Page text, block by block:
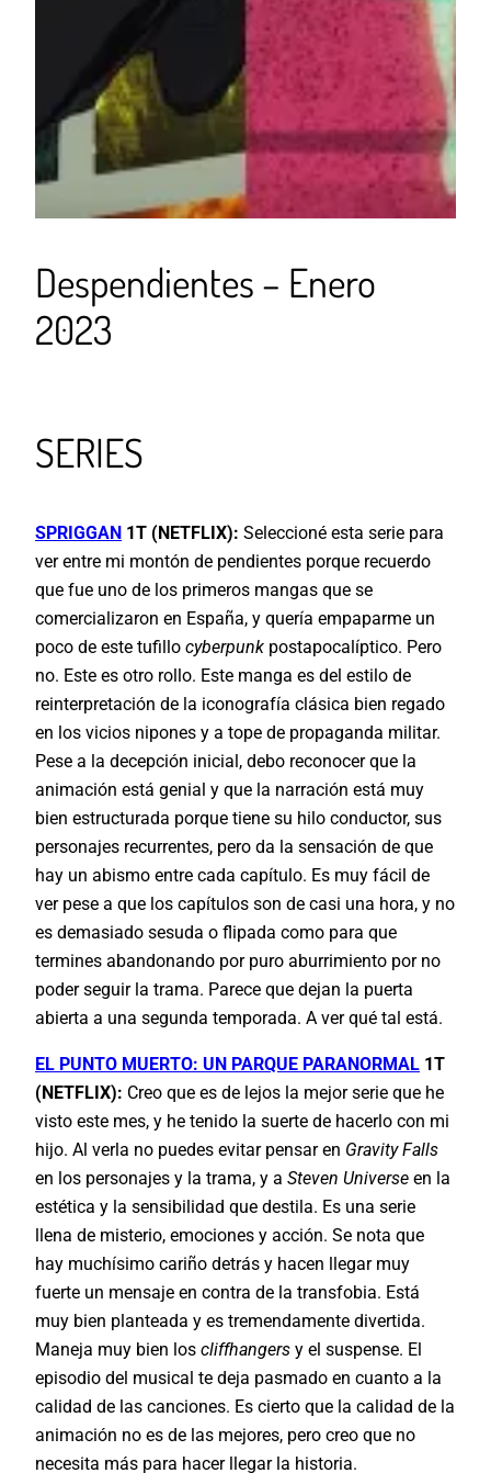
Despendientes – Enero
2023
SERIES
SPRIGGAN 1T (NETFLIX): Seleccioné esta serie para
ver entre mi montón de pendientes porque recuerdo
que fue uno de los primeros mangas que se
comercializaron en España, y quería empaparme un
poco de este tufillo cyberpunk postapocalíptico. Pero
no. Este es otro rollo. Este manga es del estilo de
reinterpretación de la iconografía clásica bien regado
en los vicios nipones y a tope de propaganda militar.
Pese a la decepción inicial, debo reconocer que la
animación está genial y que la narración está muy
bien estructurada porque tiene su hilo conductor, sus
personajes recurrentes, pero da la sensación de que
hay un abismo entre cada capítulo. Es muy fácil de
ver pese a que los capítulos son de casi una hora, y no
es demasiado sesuda o flipada como para que
termines abandonando por puro aburrimiento por no
poder seguir la trama. Parece que dejan la puerta
abierta a una segunda temporada. A ver qué tal está.
EL PUNTO MUERTO: UN PARQUE PARANORMAL 1T
(NETFLIX): Creo que es de lejos la mejor serie que he
visto este mes, y he tenido la suerte de hacerlo con mi
hijo. Al verla no puedes evitar pensar en Gravity Falls
en los personajes y la trama, y a Steven Universe en la
estética y la sensibilidad que destila. Es una serie
llena de misterio, emociones y acción. Se nota que
hay muchísimo cariño detrás y hacen llegar muy
fuerte un mensaje en contra de la transfobia. Está
muy bien planteada y es tremendamente divertida.
Maneja muy bien los cliffhangers y el suspense. El
episodio del musical te deja pasmado en cuanto a la
calidad de las canciones. Es cierto que la calidad de la
animación no es de las mejores, pero creo que no
necesita más para hacer llegar la historia.